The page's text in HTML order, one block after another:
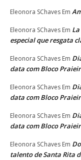
Eleonora SChaves Em
Eleonora SChaves Em
especial que resgata
Eleonora SChaves Em
data com Bloco
Eleonora SChaves Em
data com Bloco
Eleonora SChaves Em
data com Bloco
Eleonora SChaves Em
talento de Santa Rita